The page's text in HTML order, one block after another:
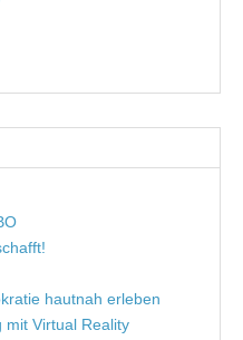
hautnah erleben
mit Virtual Reality